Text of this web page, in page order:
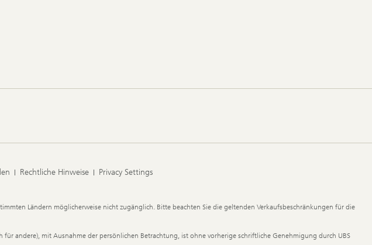
Rechtliche Hinweise Privacy Settings
Ländern möglicherweise nicht zugänglich. Bitte beachten Sie die geltenden Verkaufsbeschränkungen für die
andere), mit Ausnahme der persönlichen Betrachtung, ist ohne vorherige schriftliche Genehmigung durch UBS